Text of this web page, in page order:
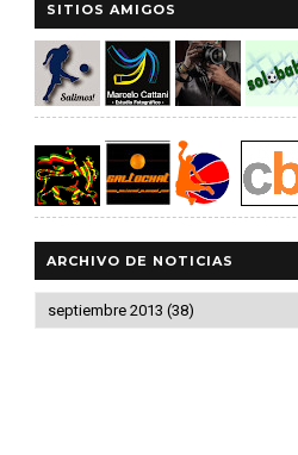
SITIOS AMIGOS
ARCHIVO DE NOTICIAS